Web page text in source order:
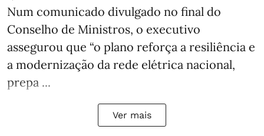
Num comunicado divulgado no final do
Conselho de Ministros, o executivo
assegurou que “o plano reforça a resiliência e
a modernização da rede elétrica nacional,
prepa ...
Ver mais